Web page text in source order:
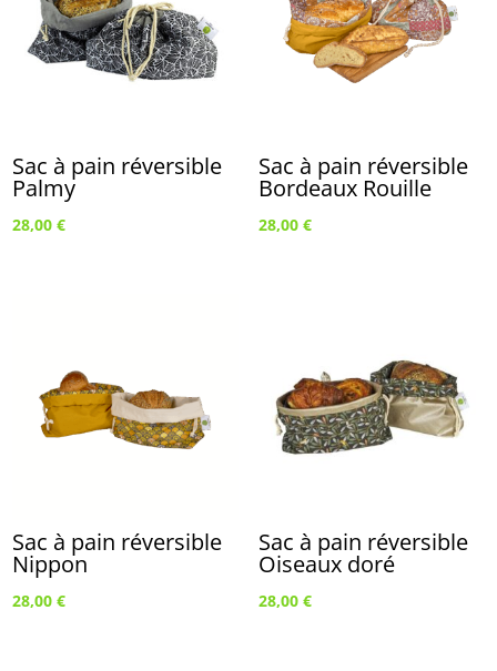
Sac à pain réversible
Palmy
28,00€
Sac à pain réversible
Bordeaux Rouille
28,00 €
Sac à pain réversible
Nippon
28,00€
Sac à pain réversible
Oiseaux doré
28,00 €